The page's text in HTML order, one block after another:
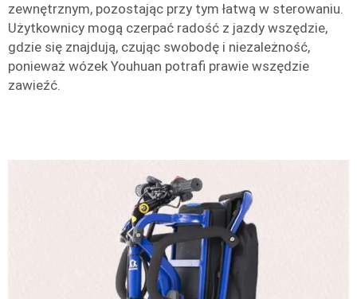
zewnętrznym, pozostając przy tym łatwą w sterowaniu.
Użytkownicy mogą czerpać radość z jazdy wszędzie,
gdzie się znajdują, czując swobodę i niezależność,
ponieważ wózek Youhuan potrafi prawie wszędzie
zawieźć.